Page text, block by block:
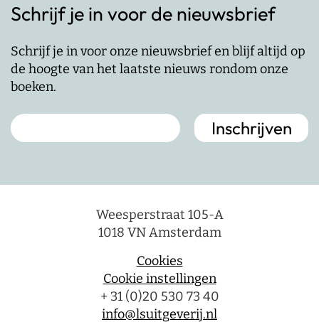
Schrijf je in voor de nieuwsbrief
Schrijf je in voor onze nieuwsbrief en blijf altijd op
de hoogte van het laatste nieuws rondom onze
boeken.
Weesperstraat 105-A
1018 VN Amsterdam
Cookies
Cookie instellingen
+ 31 (0)20 530 73 40
info@lsuitgeverij.nl